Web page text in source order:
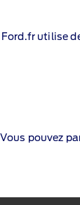
Ford.fr utilise
Vous pouvez